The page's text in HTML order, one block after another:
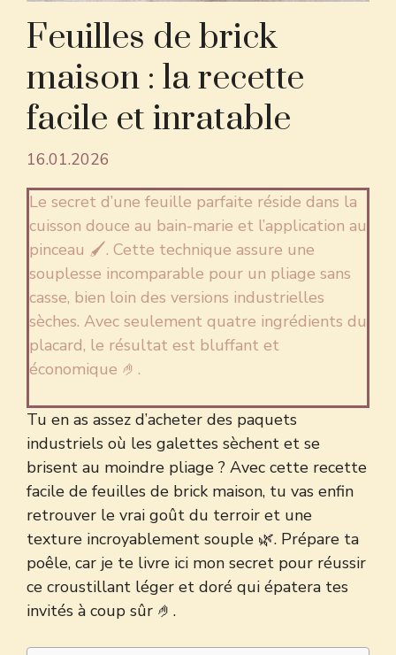
Feuilles de brick
maison : la recette
facile et inratable
16.01.2026
Le secret d’une feuille parfaite réside dans la
cuisson douce au bain-marie et l’application au
pinceau 🖌️. Cette technique assure une
souplesse incomparable pour un pliage sans
casse, bien loin des versions industrielles
sèches. Avec seulement quatre ingrédients du
placard, le résultat est bluffant et
économique 🤌.
Tu en as assez d’acheter des paquets
industriels où les galettes sèchent et se
brisent au moindre pliage ? Avec cette recette
facile de feuilles de brick maison, tu vas enfin
retrouver le vrai goût du terroir et une
texture incroyablement souple 🌿. Prépare ta
poêle, car je te livre ici mon secret pour réussir
ce croustillant léger et doré qui épatera tes
invités à coup sûr 🤌.